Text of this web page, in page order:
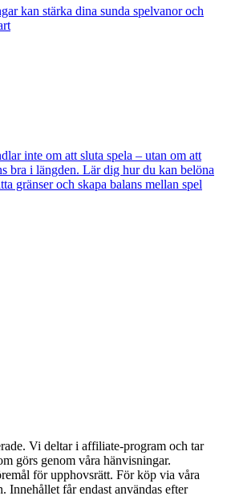
kan stärka dina sunda spelvanor och
inte om att sluta spela – utan om att
bra i längden. Lär dig hur du kan belöna
gränser och skapa balans mellan spel
Vi deltar i affiliate-program och tar
görs genom våra hänvisningar.
för upphovsrätt. För köp via våra
Innehållet får endast användas efter